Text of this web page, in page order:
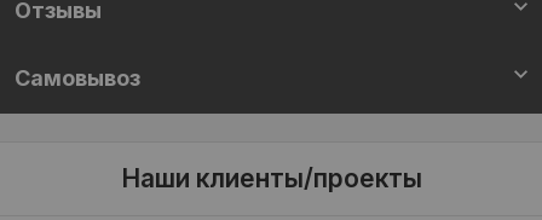
Отзывы
Самовывоз
Наши клиенты/проекты